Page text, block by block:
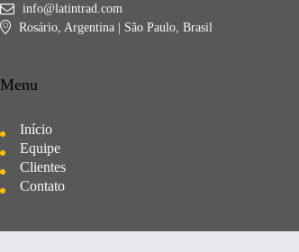
info@latintrad.com
Rosário, Argentina | São Paulo, Brasil
Menu
Início
Equipe
Clientes
Contato